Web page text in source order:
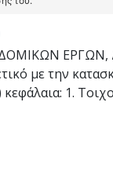
ΔΟΜΙΚΩΝ
με την
1.